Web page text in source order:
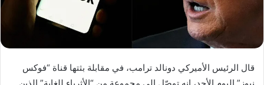
قال الرئيس الأميركي دونالد ترامب، في مقابلة بثتها قناة “فوكس